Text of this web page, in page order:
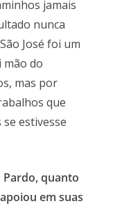
jamais
nunca
José foi um
mão do
mas por
que
estivesse
Pardo, quanto
em suas